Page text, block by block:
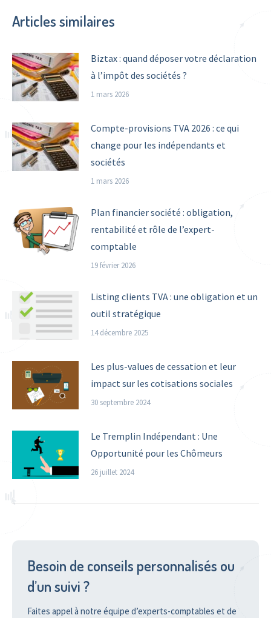
Articles similaires
Biztax : quand déposer votre déclaration
à l’impôt des sociétés ?
1 mars 2026
Compte-provisions TVA 2026 : ce qui
change pour les indépendants et
sociétés
1 mars 2026
Plan financier société : obligation,
rentabilité et rôle de l’expert-
comptable
19 février 2026
Listing clients TVA : une obligation et un
outil stratégique
14 décembre 2025
Les plus-values de cessation et leur
impact sur les cotisations sociales
30 septembre 2024
Le Tremplin Indépendant : Une
Opportunité pour les Chômeurs
26 juillet 2024
Besoin de conseils personnalisés ou
d’un suivi ?
Faites appel à notre équipe d’experts-comptables et de